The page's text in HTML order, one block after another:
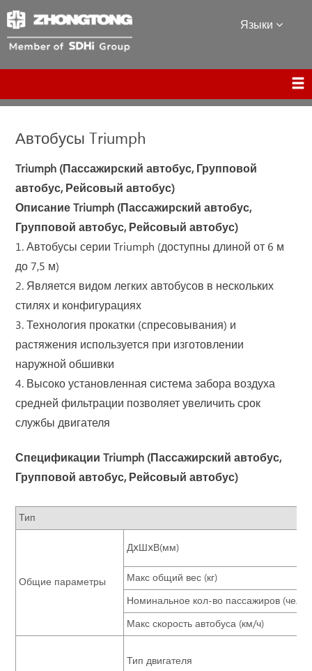
Языки
Автобусы Triumph
Triumph (Пассажирский автобус, Групповой
автобус, Рейсовый автобус)
Описание Triumph (Пассажирский автобус,
Групповой автобус, Рейсовый автобус)
1. Автобусы серии Triumph (доступны длиной от 6 м
до 7,5 м)
2. Является видом легких автобусов в нескольких
стилях и конфигурациях
3. Технология прокатки (спресовывания) и
растяжения используется при изготовлении
наружной обшивки
4. Высоко установленная система забора воздуха
средней фильтрации позволяет увеличить срок
службы двигателя
Спецификации Triumph (Пассажирский автобус,
Групповой автобус, Рейсовый автобус)
Тип
Общие параметры
ДⅹШⅹВ(мм)
Макс общий вес (кг)
Номинальное кол-во пассажиров
Макс скорость автобуса (км/ч)
Тип двигателя